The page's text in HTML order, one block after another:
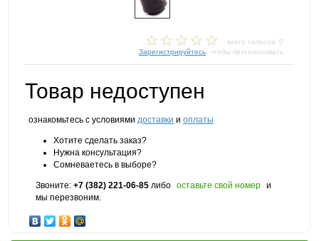
- всего голосов: 0
Зарегистрируйтесь , чтобы проголосовать
Товар недоступен
ознакомьтесь с условиями доставки и оплаты
Хотите сделать заказ?
Нужна консультация?
Сомневаетесь в выборе?
Звоните: +7 (382) 221-06-85 либо оставьте свой номер и
мы перезвоним.